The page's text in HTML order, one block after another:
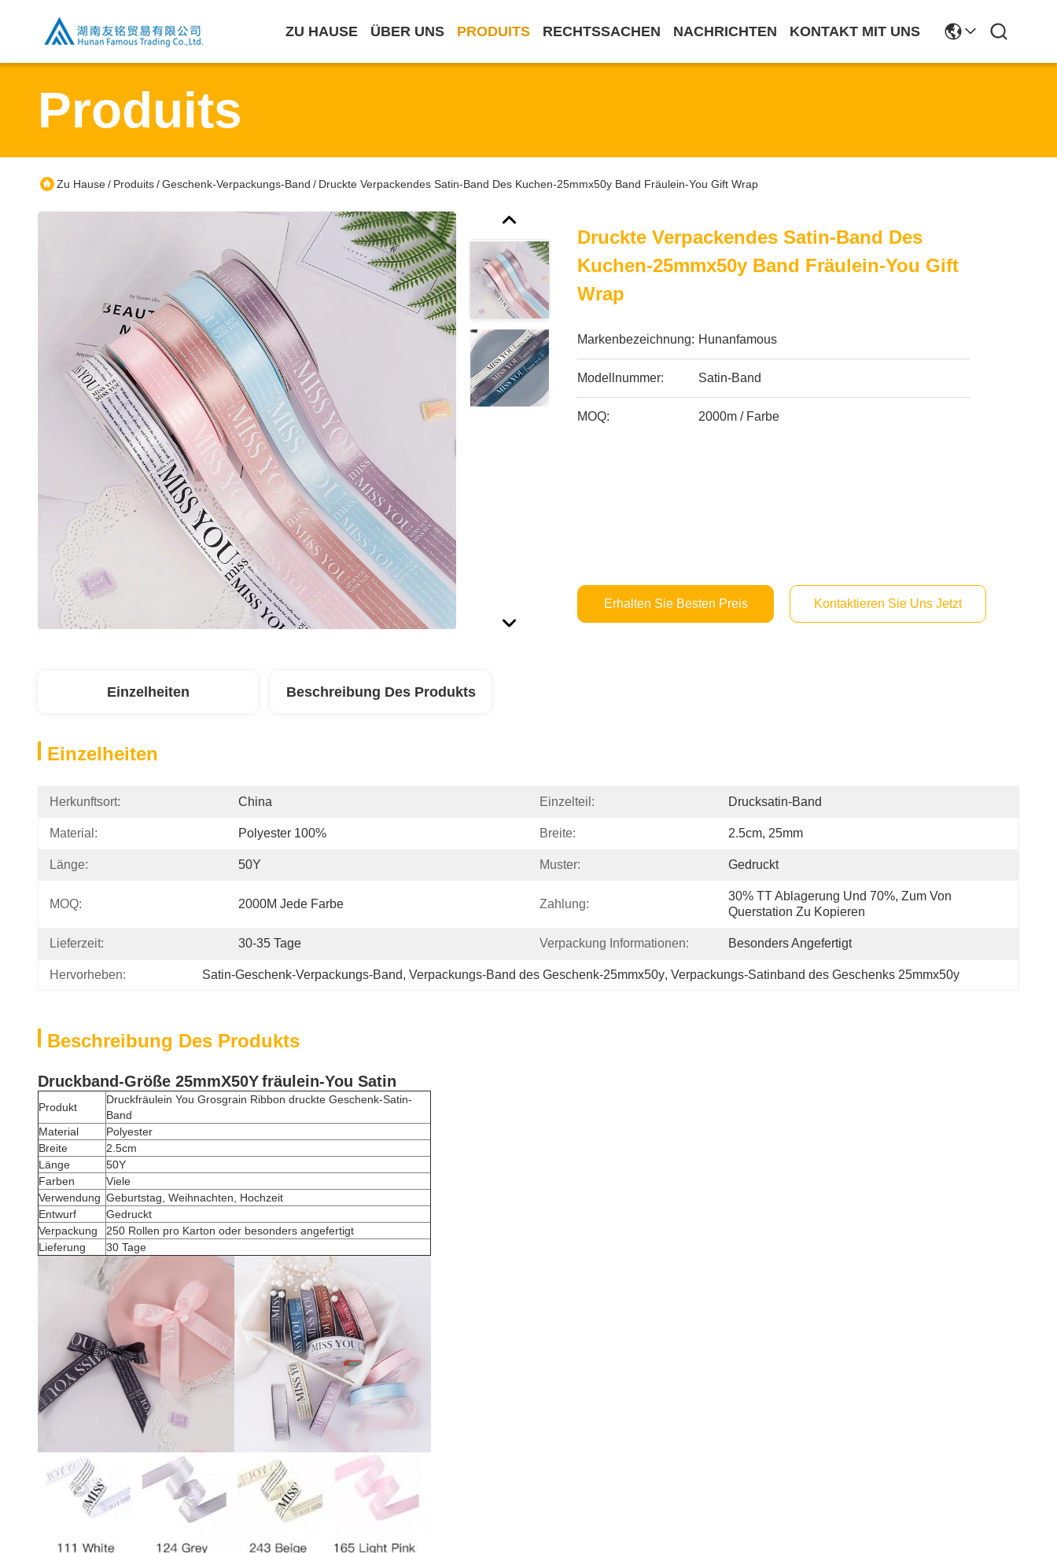
ZU HAUSE ÜBER UNS PRODUITS RECHTSSACHEN NACHRICHTEN KONTAKT MIT UNS
Produits
Zu Hause/ Produits/Geschenk-Verpackungs-Band / Druckte Verpackendes Satin-Band Des Kuchen-25mmx50y Band Fräulein-You Gift Wrap
Druckte Verpackendes Satin-Band Des
Kuchen-25mmx50y Band Fräulein-You Gift
Wrap
Markenbezeichnung: Hunanfamous
Modellnummer: Satin-Band
MOQ: 2000m / Farbe
Erhalten Sie Besten Preis Kontaktieren Sie Uns Jetzt
Einzelheiten Beschreibung Des Produkts
Einzelheiten
Herkunftsort: China Einzelteil: Drucksatin-Band
Material: Polyester 100% Breite: 2.5cm, 25mm
Länge: 50Y Muster: Gedruckt
MOQ: 2000M Jede Farbe Zahlung:
30% TT Ablagerung Und 70%, Zum Von
Querstation Zu Kopieren
Lieferzeit: 30-35 Tage Verpackung Informationen: Besonders Angefertigt
Hervorheben: Satin-Geschenk-Verpackungs-Band, Verpackungs-Band des Geschenk-25mmx50y, Verpackungs-Satinband des Geschenks 25mmx50y
Beschreibung Des Produkts
Druckband-Größe 25mmX50Yfräulein-You Satin
Produkt
Druckfräulein You Grosgrain Ribbon druckte Geschenk-Satin-
Band
Material
Polyester
Breite
2.5cm
Länge
50Y
Farben
Viele
Verwendung Geburtstag, Weihnachten, Hochzeit
Entwurf
Gedruckt
Verpackung
250 Rollen pro Karton oder besonders angefertigt
Lieferung
30 Tage